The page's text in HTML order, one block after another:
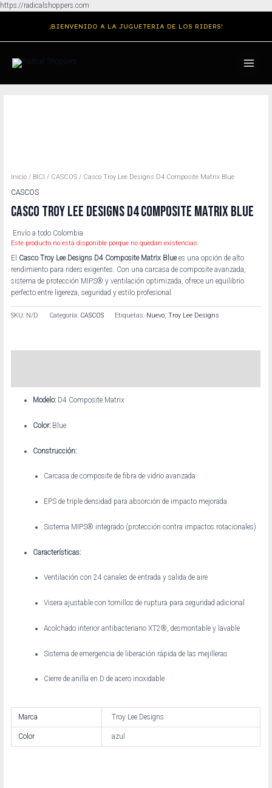
https://radicalshoppers.com
contenido
¡BIENVENIDO A LA JUGUETERIA DE LOS RIDERS!
MENU
Inicio / BICI / CASCOS / Casco Troy Lee Designs D4 Composite Matrix Blue
CASCOS
CASCO TROY LEE DESIGNS D4 COMPOSITE MATRIX BLUE
Envío a todo Colombia
Este producto no está disponible porque no quedan existencias.
El Casco Troy Lee Designs D4 Composite Matrix Bluees una opción de alto
rendimiento para riders exigentes. Con una carcasa de composite avanzada,
sistema de protección MIPS® y ventilación optimizada, ofrece un equilibrio
perfecto entre ligereza, seguridad y estilo profesional.
SKU: N/D Categoría: CASCOS Etiquetas: Nuevo,Troy Lee Designs
Modelo:D4 Composite Matrix
Color:Blue
Construcción:
Carcasa de composite de fibra de vidrio avanzada
EPS de triple densidad para absorción de impacto mejorada
Sistema MIPS® integrado (protección contra impactos rotacionales)
Características:
Ventilación con 24 canales de entrada y salida de aire
Visera ajustable con tornillos de ruptura para seguridad adicional
Acolchado interior antibacteriano XT2®, desmontable y lavable
Sistema de emergencia de liberación rápida de las mejilleras
Cierre de anilla en D de acero inoxidable
Marca Troy Lee Designs
Color azul